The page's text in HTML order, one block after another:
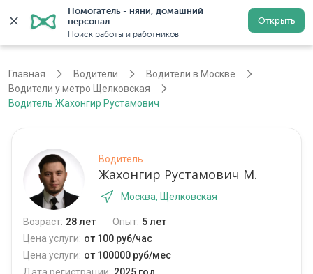
Помогатель - няни, домашний
персонал
Поиск работы и работников
Открыть
Регистрация
Главная Водители
Водители в Москве
Водители у метро Щелковская
Водитель Жахонгир Рустамович
Водитель
Жахонгир Рустамович М.
Москва, Щелковская
Возраст: 28 лет Опыт: 5 лет
Цена услуги: от 100 руб/час
Цена услуги: от 100000 руб/мес